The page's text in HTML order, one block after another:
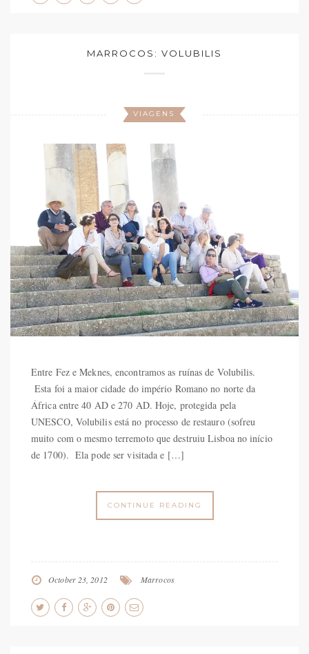
MARROCOS: VOLUBILIS
VIAGENS
Entre Fez e Meknes, encontramos as ruínas de Volubilis.
Esta foi a maior cidade do império Romano no norte da
África entre 40 AD e 270 AD. Hoje, protegida pela
UNESCO, Volubilis está no processo de restauro (sofreu
muito com o mesmo terremoto que destruiu Lisboa no início
de 1700). Ela pode ser visitada e […]
CONTINUE READING
October 23, 2012 Marrocos